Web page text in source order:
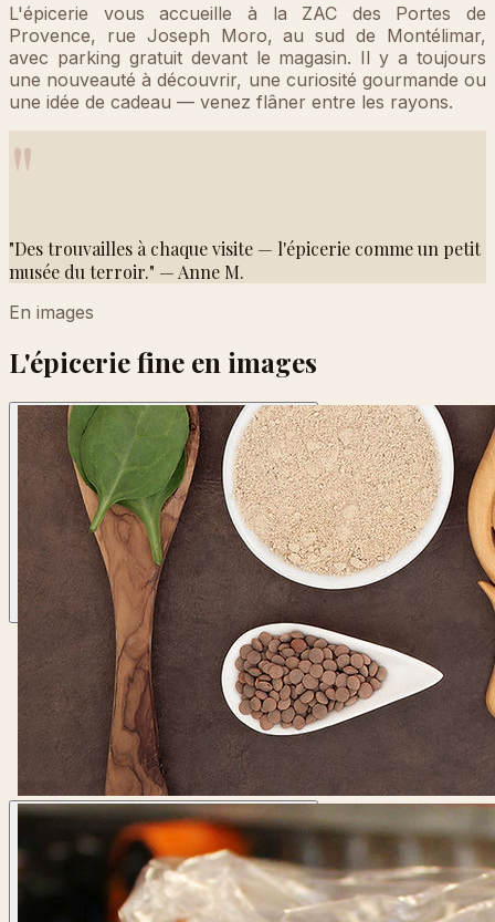
L'épicerie vous accueille à la ZAC des Portes de
Provence, rue Joseph Moro, au sud de Montélimar,
avec parking gratuit devant le magasin. Il y a toujours
une nouveauté à découvrir, une curiosité gourmande ou
une idée de cadeau — venez flâner entre les rayons.
"
"Des trouvailles à chaque visite — l'épicerie comme un petit
musée du terroir." — Anne M.
En images
L'épicerie fine en images